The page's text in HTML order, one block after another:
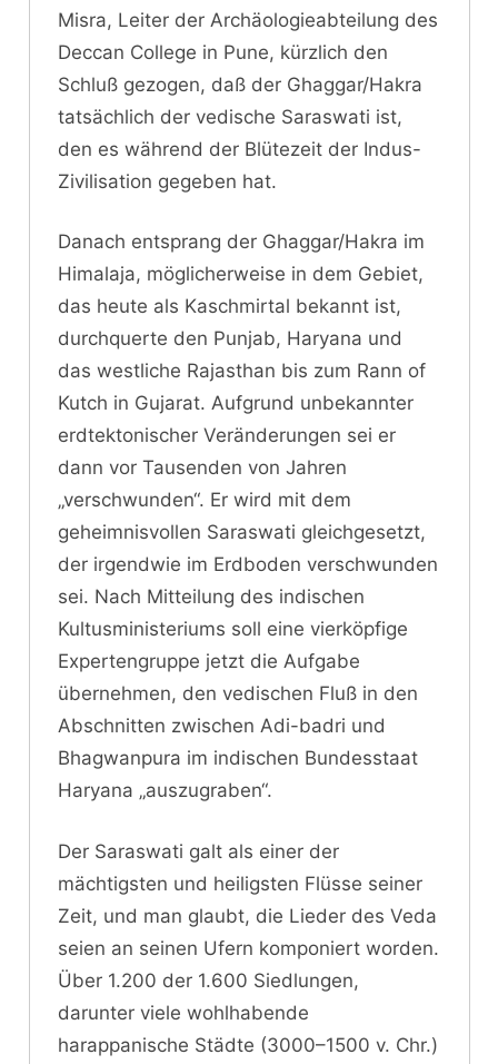
Misra, Leiter der Archäologieabteilung des
Deccan College in Pune, kürzlich den
Schluß gezogen, daß der Ghaggar/Hakra
tatsächlich der vedische Saraswati ist,
den es während der Blütezeit der Indus-
Zivilisation gegeben hat.
Danach entsprang der Ghaggar/Hakra im
Himalaja, möglicherweise in dem Gebiet,
das heute als Kaschmirtal bekannt ist,
durchquerte den Punjab, Haryana und
das westliche Rajasthan bis zum Rann of
Kutch in Gujarat. Aufgrund unbekannter
erdtektonischer Veränderungen sei er
dann vor Tausenden von Jahren
„verschwunden“. Er wird mit dem
geheimnisvollen Saraswati gleichgesetzt,
der irgendwie im Erdboden verschwunden
sei. Nach Mitteilung des indischen
Kultusministeriums soll eine vierköpfige
Expertengruppe jetzt die Aufgabe
übernehmen, den vedischen Fluß in den
Abschnitten zwischen Adi-badri und
Bhagwanpura im indischen Bundesstaat
Haryana „auszugraben“.
Der Saraswati galt als einer der
mächtigsten und heiligsten Flüsse seiner
Zeit, und man glaubt, die Lieder des Veda
seien an seinen Ufern komponiert worden.
Über 1.200 der 1.600 Siedlungen,
darunter viele wohlhabende
harappanische Städte (3000–1500 v. Chr.)